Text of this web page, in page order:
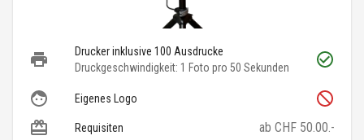
Drucker inklusive 100 Ausdrucke
Druckgeschwindigkeit: 1 Foto pro 50 Sekunden
Eigenes Logo
Requisiten ab CHF 50.00.-